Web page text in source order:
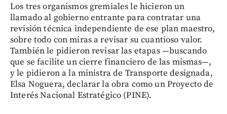
Los tres organismos gremiales le hicieron un
llamado al gobierno entrante para contratar una
revisión técnica independiente de ese plan maestro,
sobre todo con miras a revisar su cuantioso valor.
También le pidieron revisar las etapas —buscando
que se facilite un cierre financiero de las mismas—,
y le pidieron a la ministra de Transporte designada,
Elsa Noguera, declarar la obra como un Proyecto de
Interés Nacional Estratégico (PINE).